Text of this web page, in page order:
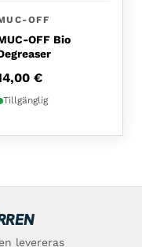
OFF
OFF Bio
€
Tillgänglig
levereras